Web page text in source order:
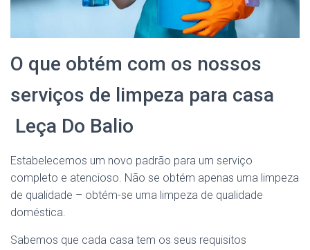
O que obtém com os nossos
serviços de limpeza para casa
Leça Do Balio
Estabelecemos um novo padrão para um serviço
completo e atencioso. Não se obtém apenas uma limpeza
de qualidade – obtém-se uma limpeza de qualidade
doméstica.
Sabemos que cada casa tem os seus requisitos